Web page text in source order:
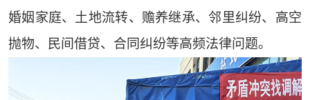
婚姻家庭、土地流转、赡养继承、邻里纠纷、高空
抛物、民间借贷、合同纠纷等高频法律问题。